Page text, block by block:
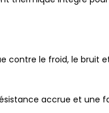
contre le froid, le bruit
accrue et une